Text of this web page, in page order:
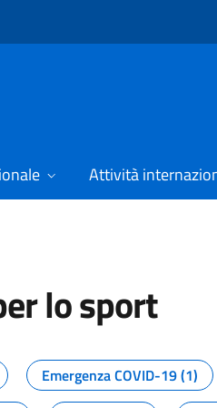
Attività
lo sport
dal
Emergenza COVID-19 (1)